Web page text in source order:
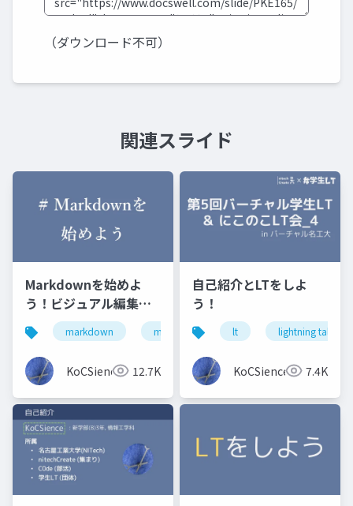
（ダウンロード不可）
関連スライド
Markdownを始めよ
う！ビジュアル編集ソ
フトMarkTextと
Typoraを紹介！
markdown marktext にこのこlt会 にこ
KoCSience 12.7K
自己紹介とLTをしよ
う！
lt lightning talk
KoCSience 7.4K